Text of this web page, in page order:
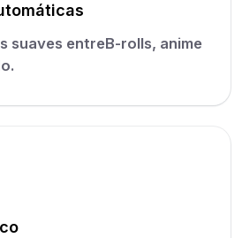
suaves entreB-rolls, anime